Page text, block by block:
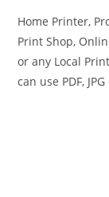
Home Printer,
Print Shop,
or any Local
can use PDF,